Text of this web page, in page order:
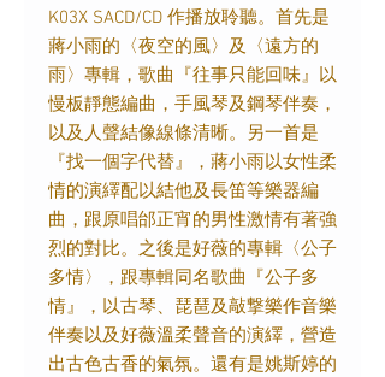
K03X SACD/CD 作播放聆聽。首先是
蔣小雨的〈夜空的風〉及〈遠方的
雨〉專輯，歌曲『往事只能回味』以
慢板靜態編曲，手風琴及鋼琴伴奏，
以及人聲結像線條清晰。另一首是
『找一個字代替』，蔣小雨以女性柔
情的演繹配以結他及長笛等樂器編
曲，跟原唱邰正宵的男性激情有著強
烈的對比。之後是好薇的專輯〈公子
多情〉，跟專輯同名歌曲『公子多
情』，以古琴、琵琶及敲撃樂作音樂
伴奏以及好薇溫柔聲音的演繹，營造
出古色古香的氣氛。還有是姚斯婷的